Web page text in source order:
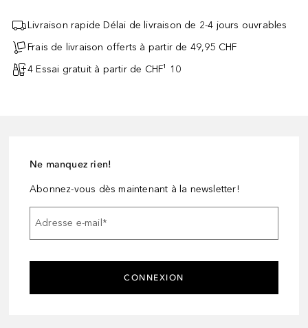
Livraison rapide Délai de livraison de 2-4 jours ouvrables
Frais de livraison offerts à partir de 49,95 CHF
4 Essai gratuit à partir de CHF¹ 10
Ne manquez rien!
Abonnez-vous dès maintenant à la newsletter!
Adresse e-mail*
CONNEXION